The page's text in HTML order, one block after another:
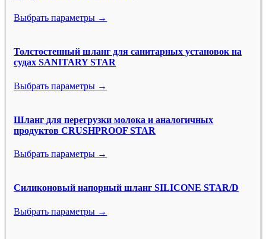
Выбрать параметры →
Толстостенный шланг для санитарных установок на
судах SANITARY STAR
Выбрать параметры →
Шланг для перегрузки молока и аналогичных
продуктов CRUSHPROOF STAR
Выбрать параметры →
Силиконовый напорный шланг SILICONE STAR/D
Выбрать параметры →